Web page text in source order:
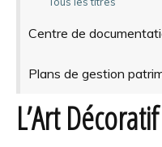
Centre de
Plans de gestion
L’Art